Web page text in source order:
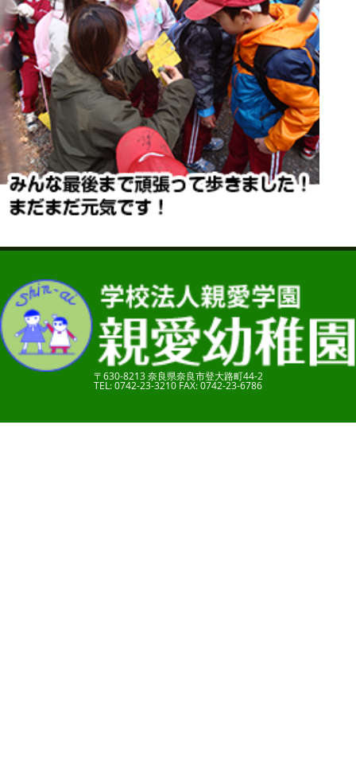
〒630-8213 奈良県奈良市登大路町44-2
TEL: 0742-23-3210 FAX: 0742-23-6786